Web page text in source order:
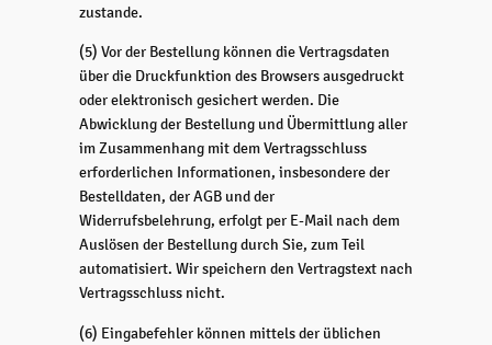
zustande.
(5) Vor der Bestellung können die Vertragsdaten
über die Druckfunktion des Browsers ausgedruckt
oder elektronisch gesichert werden. Die
Abwicklung der Bestellung und Übermittlung aller
im Zusammenhang mit dem Vertragsschluss
erforderlichen Informationen, insbesondere der
Bestelldaten, der AGB und der
Widerrufsbelehrung, erfolgt per E-Mail nach dem
Auslösen der Bestellung durch Sie, zum Teil
automatisiert. Wir speichern den Vertragstext nach
Vertragsschluss nicht.
(6) Eingabefehler können mittels der üblichen